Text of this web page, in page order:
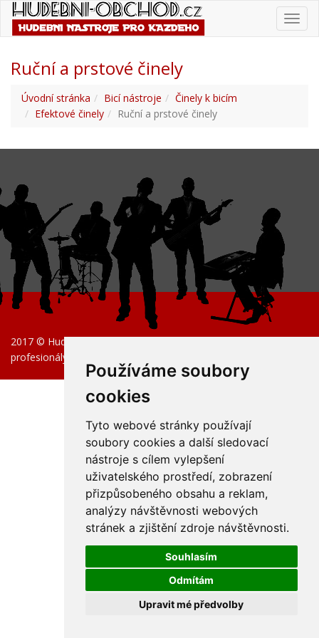
Používáme soubory
cookies
Tyto webové stránky používají
soubory cookies a další sledovací
nástroje s cílem vylepšení
uživatelského prostředí, zobrazení
přizpůsobeného obsahu a reklam,
analýzy návštěvnosti webových
stránek a zjištění zdroje návštěvnosti.
Souhlasím
Odmítám
Upravit mé předvolby
Ruční a prstové činely
Úvodní stránka Bicí nástroje
Činely k bicím
Efektové činely
Ruční a prstové činely
2017 © Hudební nástroje pro začátečníky, pokročilé i
profesionály.